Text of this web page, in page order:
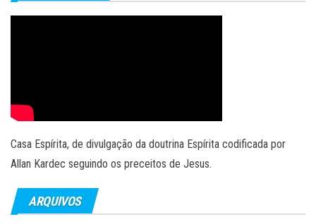
Casa Espírita, de divulgação da doutrina Espírita codificada por
Allan Kardec seguindo os preceitos de Jesus.
ARQUIVOS